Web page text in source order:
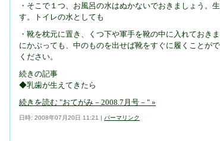
・そこで１つ、お風呂の水はぬかないでおきましょう。
す。トイレの水としても
・靴を枕元に置き、くつ下や軍手を靴の中に入れておき
にかぶっても、中のものを出せば靴をすぐに履くことが
ください。
続きの記事
◆乳歯が生えてきたら
続きを読む "おてがみ－2008.7月号－" »
日時: 2008年07月20日 11:21 | パーマリンク